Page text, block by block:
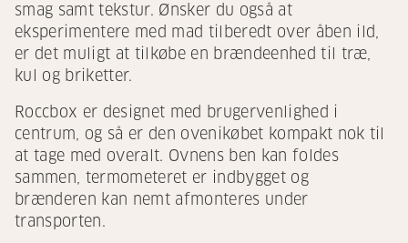
smag samt tekstur. Ønsker du også at
eksperimentere med mad tilberedt over åben ild,
er det muligt at tilkøbe en brændeenhed til træ,
kul og briketter.
Roccbox er designet med brugervenlighed i
centrum, og så er den ovenikøbet kompakt nok til
at tage med overalt. Ovnens ben kan foldes
sammen, termometeret er indbygget og
brænderen kan nemt afmonteres under
transporten.